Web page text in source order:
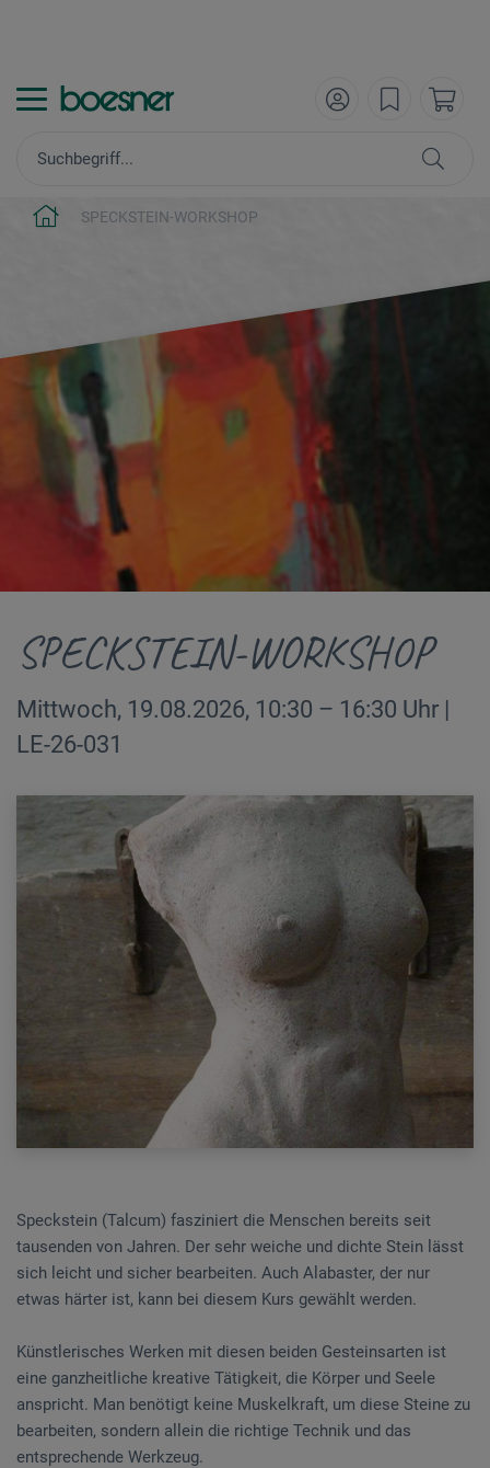
SPECKSTEIN-WORKSHOP
SPECKSTEIN-WORKSHOP
Mittwoch, 19.08.2026, 10:30 – 16:30 Uhr |
LE-26-031
Speckstein (Talcum) fasziniert die Menschen bereits seit
tausenden von Jahren. Der sehr weiche und dichte Stein lässt
sich leicht und sicher bearbeiten. Auch Alabaster, der nur
etwas härter ist, kann bei diesem Kurs gewählt werden.
Künstlerisches Werken mit diesen beiden Gesteinsarten ist
eine ganzheitliche kreative Tätigkeit, die Körper und Seele
anspricht. Man benötigt keine Muskelkraft, um diese Steine zu
bearbeiten, sondern allein die richtige Technik und das
entsprechende Werkzeug.